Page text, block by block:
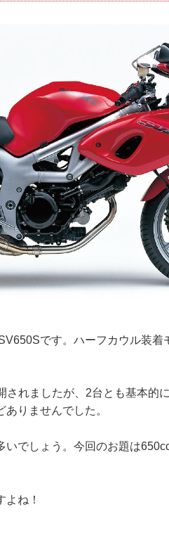
です。ハーフカウル装着
れましたが、2台とも基本的
りませんでした。
でしょう。今回のお題は
ね！